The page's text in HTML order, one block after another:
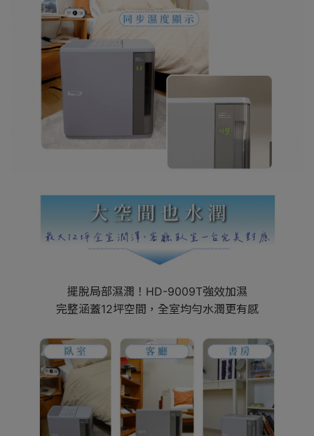
擺脫局部濕潤！HD-9009T強效加濕
完整涵蓋12坪空間，全室均勻水潤更有感